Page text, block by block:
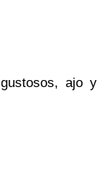
ajo y